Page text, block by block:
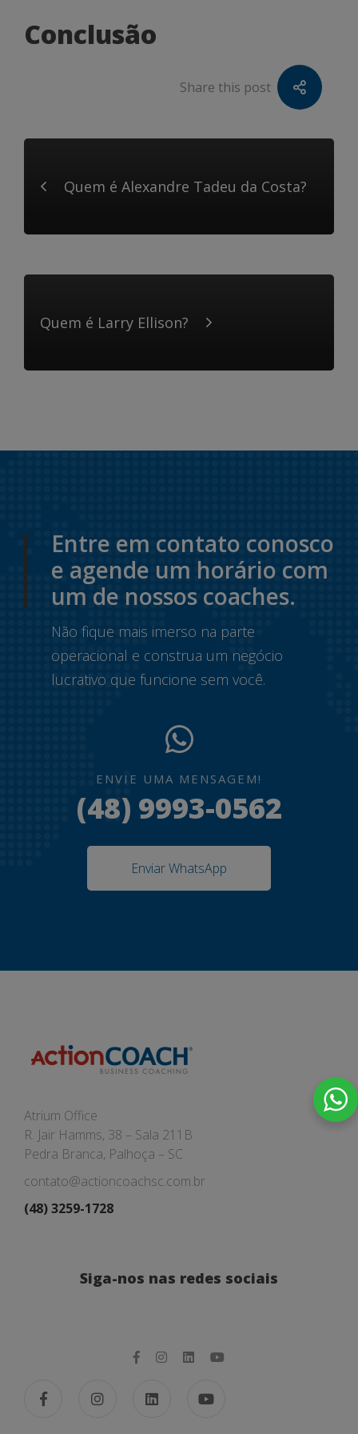
Conclusão
Share this post
Quem é Alexandre Tadeu da Costa?
Quem é Larry Ellison?
Entre em contato conosco
e agende um horário com
um de nossos coaches.
Não fique mais imerso na parte
operacional e construa um negócio
lucrativo que funcione sem você.
ENVIE UMA MENSAGEM!
(48) 9993-0562
Enviar WhatsApp
Atrium Office
R. Jair Hamms, 38 – Sala 211B
Pedra Branca, Palhoça – SC
contato@actioncoachsc.com.br
(48) 3259-1728
Siga-nos nas redes sociais